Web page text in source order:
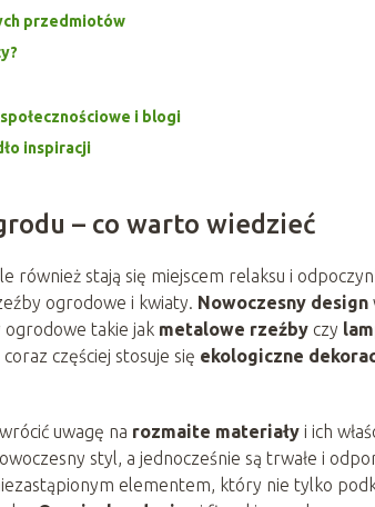
przedmiotów
i blogi
inspiracji
– co warto wiedzieć
również stają się miejscem relaksu i
ogrodowe i kwiaty. Nowoczesny design
ogrodowe takie jak metalowe rzeźby czy
częściej stosuje się ekologiczne
uwagę na rozmaite materiały i ich
styl, a jednocześnie są trwałe i
elementem, który nie tylko